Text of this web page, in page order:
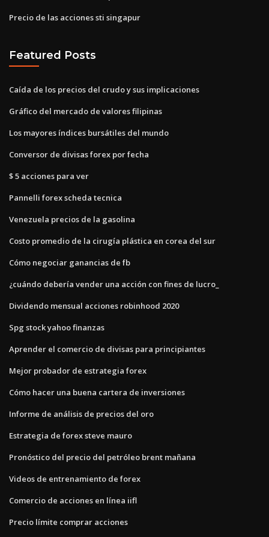
Precio de las acciones sti singapur
Featured Posts
Caída de los precios del crudo y sus implicaciones
Gráfico del mercado de valores filipinas
Los mayores índices bursátiles del mundo
Conversor de divisas forex por fecha
$ 5 acciones para ver
Pannelli forex scheda tecnica
Venezuela precios de la gasolina
Costo promedio de la cirugía plástica en corea del sur
Cómo negociar ganancias de fb
¿cuándo debería vender una acción con fines de lucro_
Dividendo mensual acciones robinhood 2020
Spg stock yahoo finanzas
Aprender el comercio de divisas para principiantes
Mejor probador de estrategia forex
Cómo hacer una buena cartera de inversiones
Informe de análisis de precios del oro
Estrategia de forex steve mauro
Pronóstico del precio del petróleo brent mañana
Videos de entrenamiento de forex
Comercio de acciones en línea iifl
Precio límite comprar acciones